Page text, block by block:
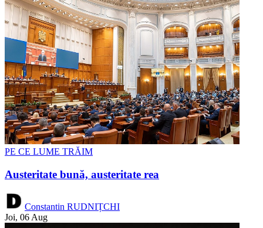
PE CE LUME TRĂIM
Austeritate bună, austeritate rea
Constantin RUDNIȚCHI
Joi, 06 Aug